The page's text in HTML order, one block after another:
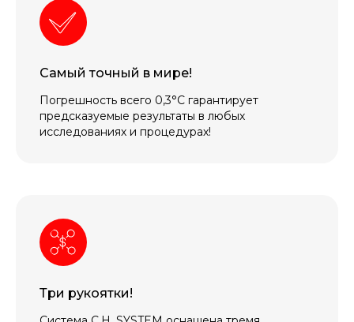
Самый точный в мире!
Погрешность всего 0,3°C гарантирует
предсказуемые результаты в любых
исследованиях и процедурах!
Три рукоятки!